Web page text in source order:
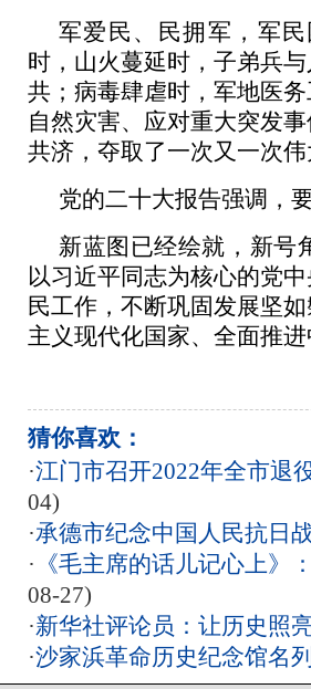
军爱民、民拥军，军
时，山火蔓延时，子弟兵
共；病毒肆虐时，军地医
自然灾害、应对重大突发
共济，夺取了一次又一次伟
党的二十大报告强调，
新蓝图已经绘就，新号
以习近平同志为核心的党
民工作，不断巩固发展坚
主义现代化国家、全面推
猜你喜欢：
·江门市召开2022年全市退
04)
·承德市纪念中国人民抗日
· 《毛主席的话儿记心上》
08-27)
·新华社评论员：让历史照
·沙家浜革命历史纪念馆名